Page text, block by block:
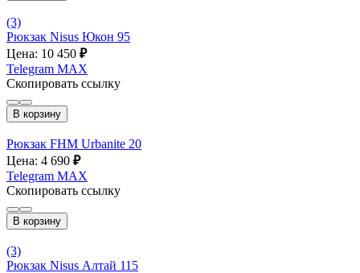
(3)
Рюкзак Nisus Юкон 95
Цена: 10 450 ₽
Telegram MAX
Скопировать ссылку
В корзину
Рюкзак FHM Urbanite 20
Цена: 4 690 ₽
Telegram MAX
Скопировать ссылку
В корзину
(3)
Рюкзак Nisus Алтай 115